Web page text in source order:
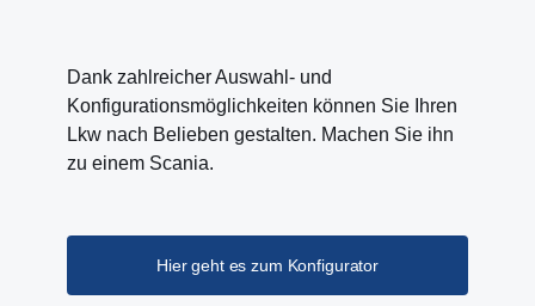
Dank zahlreicher Auswahl- und
Konfigurationsmöglichkeiten können Sie Ihren
Lkw nach Belieben gestalten. Machen Sie ihn
zu einem Scania.
Hier geht es zum Konfigurator